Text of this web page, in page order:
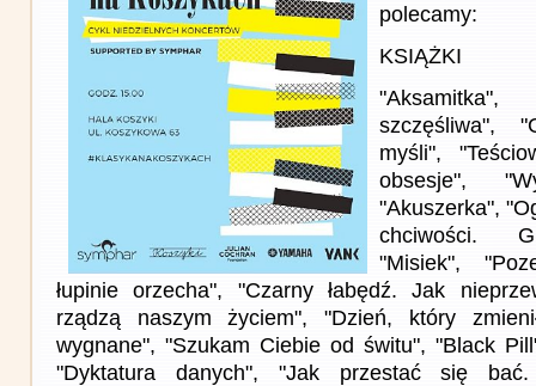
polecamy:
KSIĄŻKI
szczęśliwa",
myśli",
obsesje",
"Akuszerka",
chciwości.
"Misiek",
łupinie orzecha", "Czarny łabędź. Jak
rządzą naszym życiem", "Dzień, który
wygnane", "Szukam Ciebie od świtu", "Black
"Dyktatura danych", "Jak przestać się bać.